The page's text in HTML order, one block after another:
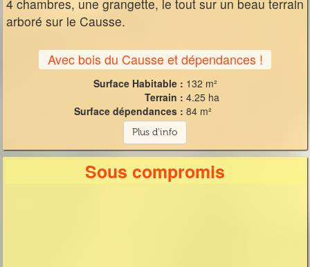
4 chambres, une grangette, le tout sur un beau terrain
arboré sur le Causse.
Avec bois du Causse et dépendances !
Surface Habitable : 132 m²
Terrain : 4.25 ha
Surface dépendances : 84 m²
Plus d'info
Sous compromis